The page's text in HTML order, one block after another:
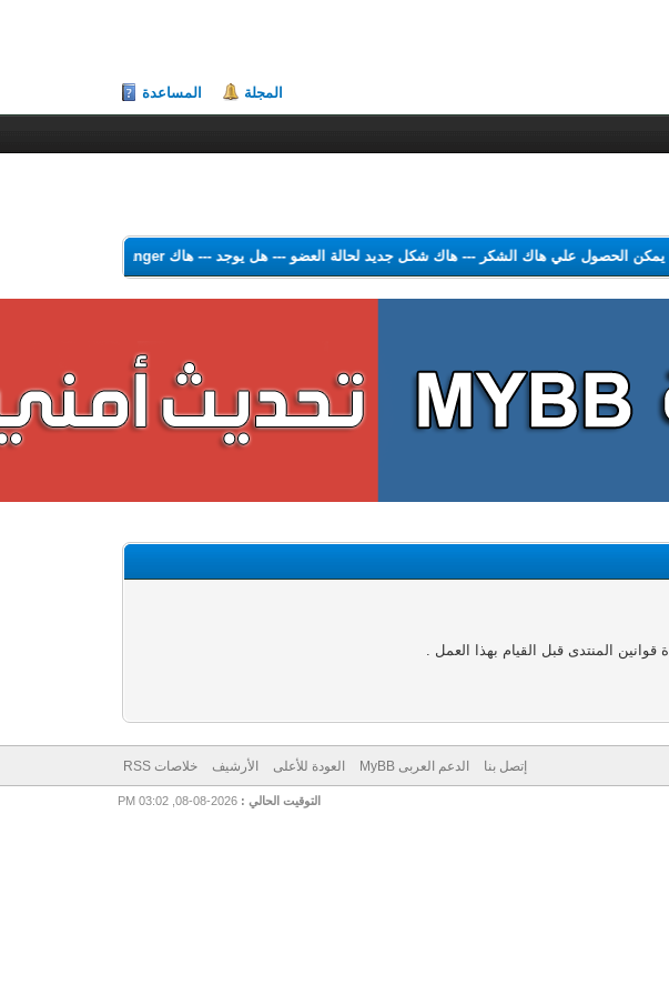
المجلة المساعدة
يمكن الحصول علي هاك الشكر---هاك شكل جديد لحالة العضو---هل يوجد---هاك Theme Color Changer
المنتدى قبل القيام بهذا العمل .
إتصل بنا الدعم العربى MyBB العودة للأعلى الأرشيف خلاصات RSS
التوقيت الحالي : 2026-08-08, 03:02 PM